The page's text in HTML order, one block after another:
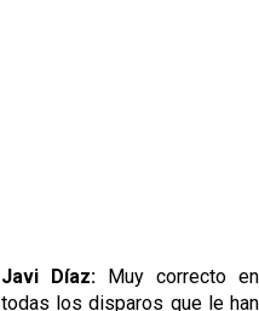
Javi Díaz: Muy correcto en
todas los disparos que le han